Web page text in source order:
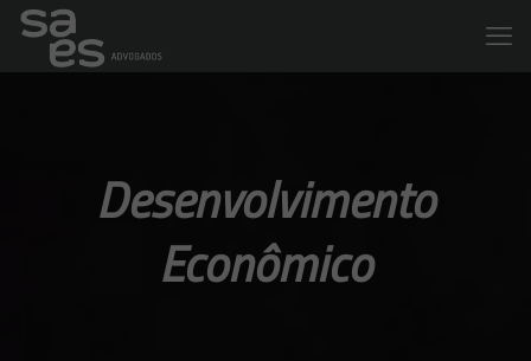
Desenvolvimento
Econômico